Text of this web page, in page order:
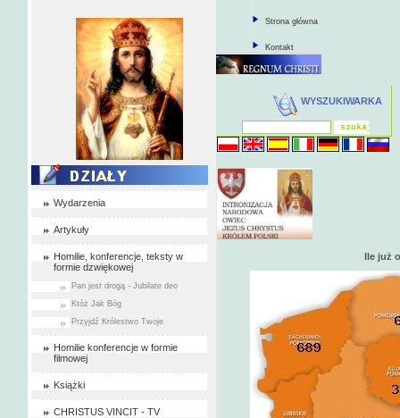
Wydarzenia
Artykuły
Homilie, konferencje, teksty w
formie dzwiękowej
Pan jest drogą - Jubilate deo
Któż Jak Bóg
Przyjdź Królestwo Twoje
Homilie konferencje w formie
filmowej
Książki
CHRISTUS VINCIT - TV
Strona główna
Kontakt
WYSZUKIWARKA
Ile już